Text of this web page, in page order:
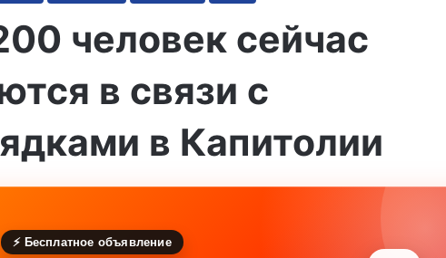
человек сейчас
в связи с
в Капитолии
⚡ Бесплатное объявление